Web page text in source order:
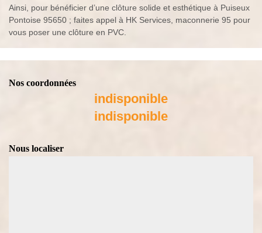
Ainsi, pour bénéficier d’une clôture solide et esthétique à Puiseux
Pontoise 95650 ; faites appel à HK Services, maconnerie 95 pour
vous poser une clôture en PVC.
Nos coordonnées
indisponible
indisponible
Nous localiser